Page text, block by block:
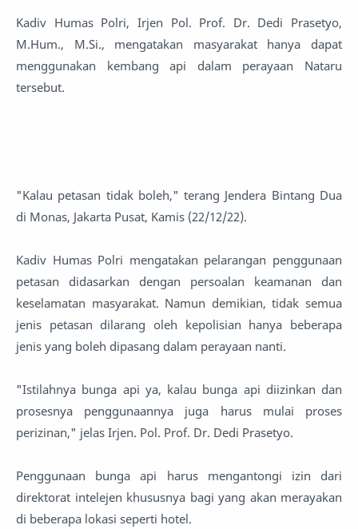
Kadiv Humas Polri, Irjen Pol. Prof. Dr. Dedi Prasetyo,
M.Hum., M.Si., mengatakan masyarakat hanya dapat
menggunakan kembang api dalam perayaan Nataru
tersebut.
"Kalau petasan tidak boleh," terang Jendera Bintang Dua
di Monas, Jakarta Pusat, Kamis (22/12/22).
Kadiv Humas Polri mengatakan pelarangan penggunaan
petasan didasarkan dengan persoalan keamanan dan
keselamatan masyarakat. Namun demikian, tidak semua
jenis petasan dilarang oleh kepolisian hanya beberapa
jenis yang boleh dipasang dalam perayaan nanti.
"Istilahnya bunga api ya, kalau bunga api diizinkan dan
prosesnya penggunaannya juga harus mulai proses
perizinan," jelas Irjen. Pol. Prof. Dr. Dedi Prasetyo.
Penggunaan bunga api harus mengantongi izin dari
direktorat intelejen khususnya bagi yang akan merayakan
di beberapa lokasi seperti hotel.